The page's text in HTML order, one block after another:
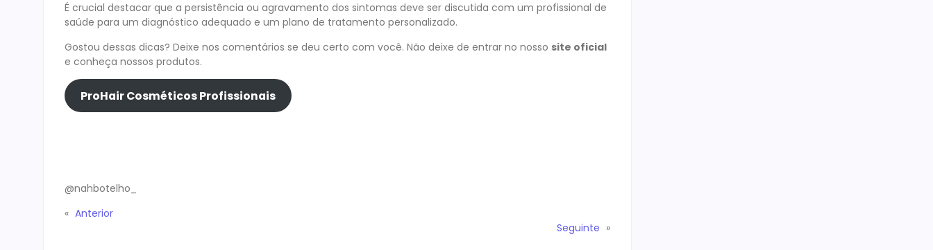
É crucial destacar que a persistência ou agravamento dos sintomas deve ser discutida com um profissional de
saúde para um diagnóstico adequado e um plano de tratamento personalizado.
Gostou dessas dicas? Deixe nos comentários se deu certo com você. Não deixe de entrar no nosso site oficial
e conheça nossos produtos.
ProHair Cosméticos Profissionais
@nahbotelho_
« Anterior
Seguinte »